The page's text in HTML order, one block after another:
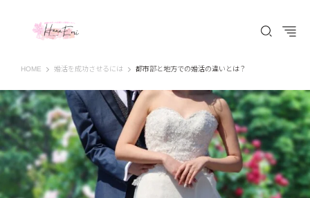
HOME はなえみ│HANAEMI│素敵な出会いを応援するWEBマガジン 広島、福山での婚活恋
婚活を成功させるには 都市部と地方での婚活の違いとは？